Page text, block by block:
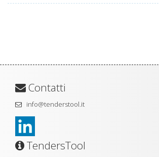
Contatti
info@tenderstool.it
TendersTool